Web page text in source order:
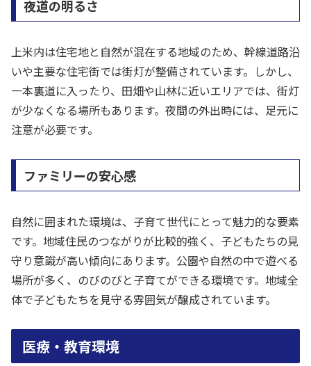
夜道の明るさ
上米内は住宅地と自然が混在する地域のため、幹線道路沿
いや主要な住宅街では街灯が整備されています。しかし、
一本裏道に入ったり、田畑や山林に近いエリアでは、街灯
が少なくなる場所もあります。夜間の外出時には、足元に
注意が必要です。
ファミリーの安心感
自然に囲まれた環境は、子育て世代にとって魅力的な要素
です。地域住民のつながりが比較的強く、子どもたちの見
守り意識が高い傾向にあります。公園や自然の中で遊べる
場所が多く、のびのびと子育てができる環境です。地域全
体で子どもたちを見守る雰囲気が醸成されています。
医療・教育環境